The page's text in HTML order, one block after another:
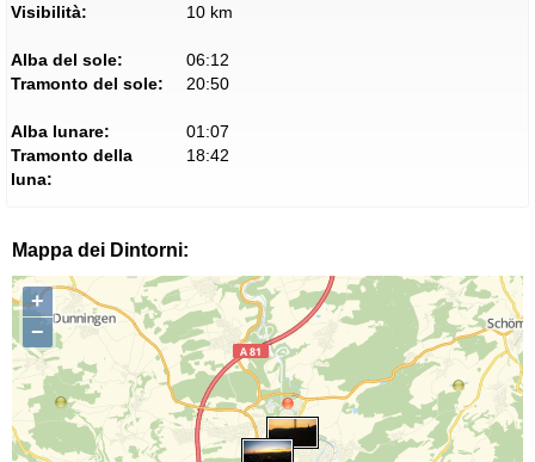
Visibilità:
10 km
Alba del sole:
06:12
Tramonto del sole:
20:50
Alba lunare:
01:07
Tramonto della
luna:
18:42
Mappa dei Dintorni:
+
−